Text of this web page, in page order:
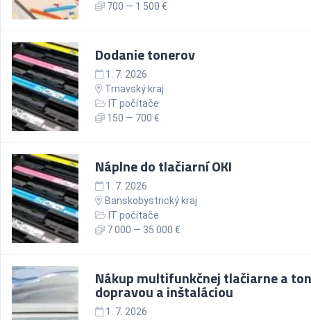
700 — 1 500 €
Dodanie tonerov
1. 7. 2026
Trnavský kraj
IT počítače
150 — 700 €
Náplne do tlačiarní OKI
1. 7. 2026
Banskobystrický kraj
IT počítače
7 000 — 35 000 €
Nákup multifunkčnej tlačiarne a
dopravou a inštaláciou
1. 7. 2026